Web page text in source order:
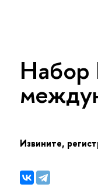
Набор
Извините,